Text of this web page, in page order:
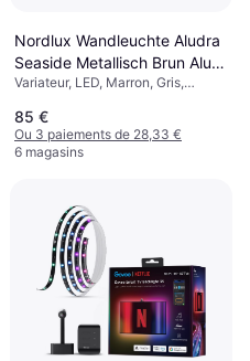
Nordlux Wandleuchte Aludra
Seaside Metallisch Brun Alu
IP54 E27 Applique murale
Variateur, LED, Marron, Gris,
Plastique, Douille de Lampe: E27
85 €
Ou 3 paiements de 28,33 €
6 magasins